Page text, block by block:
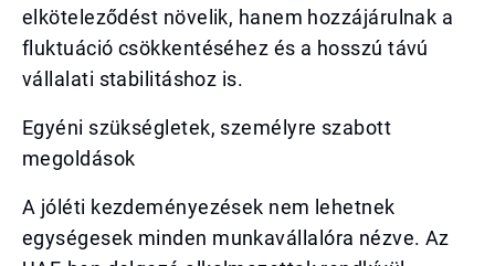
elköteleződést növelik, hanem hozzájárulnak a
fluktuáció csökkentéséhez és a hosszú távú
vállalati stabilitáshoz is.
Egyéni szükségletek, személyre szabott
megoldások
A jóléti kezdeményezések nem lehetnek
egységesek minden munkavállalóra nézve. Az